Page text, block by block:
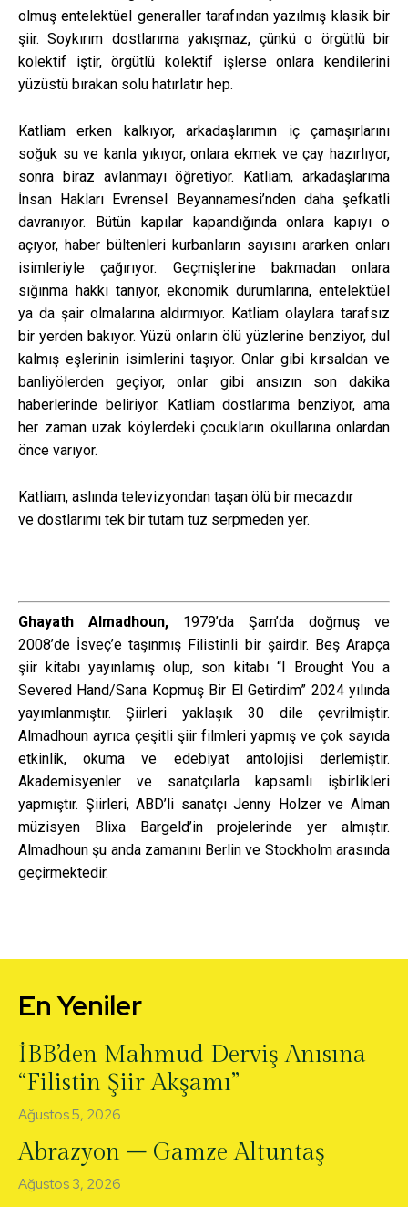
olmuş entelektüel generaller tarafından yazılmış klasik bir
şiir. Soykırım dostlarıma yakışmaz, çünkü o örgütlü bir
kolektif iştir, örgütlü kolektif işlerse onlara kendilerini
yüzüstü bırakan solu hatırlatır hep.
Katliam erken kalkıyor, arkadaşlarımın iç çamaşırlarını
soğuk su ve kanla yıkıyor, onlara ekmek ve çay hazırlıyor,
sonra biraz avlanmayı öğretiyor. Katliam, arkadaşlarıma
İnsan Hakları Evrensel Beyannamesi’nden daha şefkatli
davranıyor. Bütün kapılar kapandığında onlara kapıyı o
açıyor, haber bültenleri kurbanların sayısını ararken onları
isimleriyle çağırıyor. Geçmişlerine bakmadan onlara
sığınma hakkı tanıyor, ekonomik durumlarına, entelektüel
ya da şair olmalarına aldırmıyor. Katliam olaylara tarafsız
bir yerden bakıyor. Yüzü onların ölü yüzlerine benziyor, dul
kalmış eşlerinin isimlerini taşıyor. Onlar gibi kırsaldan ve
banliyölerden geçiyor, onlar gibi ansızın son dakika
haberlerinde beliriyor. Katliam dostlarıma benziyor, ama
her zaman uzak köylerdeki çocukların okullarına onlardan
önce varıyor.
Katliam, aslında televizyondan taşan ölü bir mecazdır
ve dostlarımı tek bir tutam tuz serpmeden yer.
Ghayath Almadhoun, 1979’da Şam’da doğmuş ve
2008’de İsveç’e taşınmış Filistinli bir şairdir. Beş Arapça
şiir kitabı yayınlamış olup, son kitabı “I Brought You a
Severed Hand/Sana Kopmuş Bir El Getirdim” 2024 yılında
yayımlanmıştır. Şiirleri yaklaşık 30 dile çevrilmiştir.
Almadhoun ayrıca çeşitli şiir filmleri yapmış ve çok sayıda
etkinlik, okuma ve edebiyat antolojisi derlemiştir.
Akademisyenler ve sanatçılarla kapsamlı işbirlikleri
yapmıştır. Şiirleri, ABD’li sanatçı Jenny Holzer ve Alman
müzisyen Blixa Bargeld’in projelerinde yer almıştır.
Almadhoun şu anda zamanını Berlin ve Stockholm arasında
geçirmektedir.
En Yeniler
İBB’den Mahmud Derviş Anısına
“Filistin Şiir Akşamı”
Ağustos 5, 2026
Abrazyon – Gamze Altuntaş
Ağustos 3, 2026